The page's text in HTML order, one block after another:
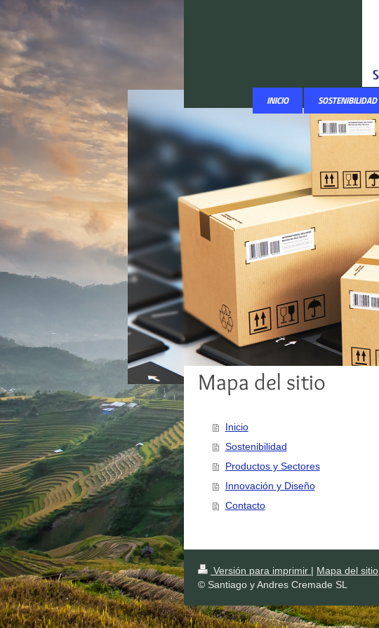
INICIO SOSTENIBILIDAD
Mapa del sitio
Inicio
Sostenibilidad
Productos y Sectores
Innovación y Diseño
Contacto
Versión para imprimir | Mapa del sitio
© Santiago y Andres Cremade SL